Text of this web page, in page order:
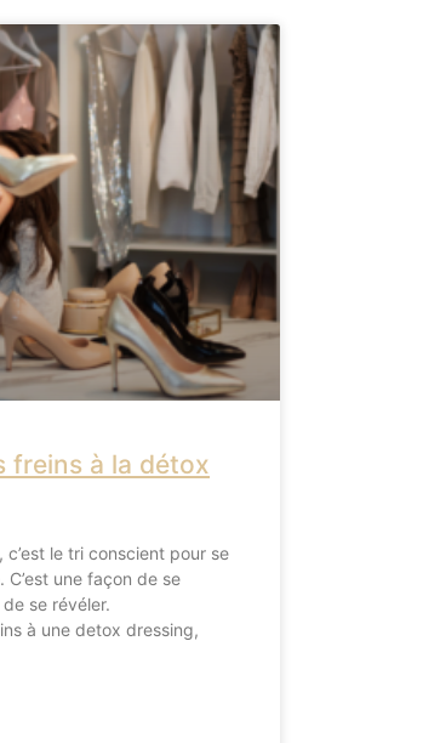
freins à la détox
le tri conscient pour se
une façon de se
se révéler.
à une detox dressing,